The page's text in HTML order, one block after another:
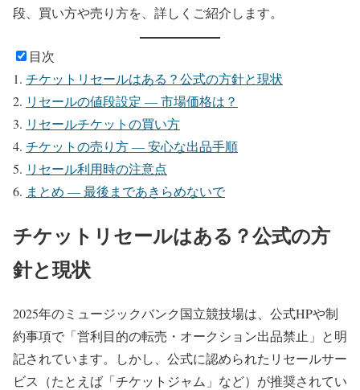
段、買い方や売り方を、詳しくご紹介します。
目次
チケットリセールはある？公式の方針と現状
リセールの値段設定 ― 市場価格は？
リセールチケットの買い方
チケットの売り方 ― 安心な出品手順
リセール利用時の注意点
まとめ ― 最後まであきらめないで
チケットリセールはある？公式の方
針と現状
2025年のミュージックバンク国立競技場は、公式HPや制
約事項で「営利目的の転売・オークション出品禁止」と明
記されています。しかし、公式に認められたリセールサー
ビス（たとえば「チケットジャム」など）が推奨されてい